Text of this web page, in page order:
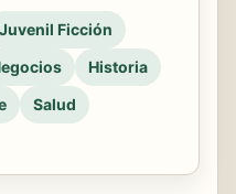
Juvenil Ficción
Historia
Salud